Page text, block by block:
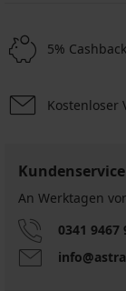
Strandkleid
Amachi
5% Cashback
Kostenloser
Kundenservice
An Werktagen
0341 9467